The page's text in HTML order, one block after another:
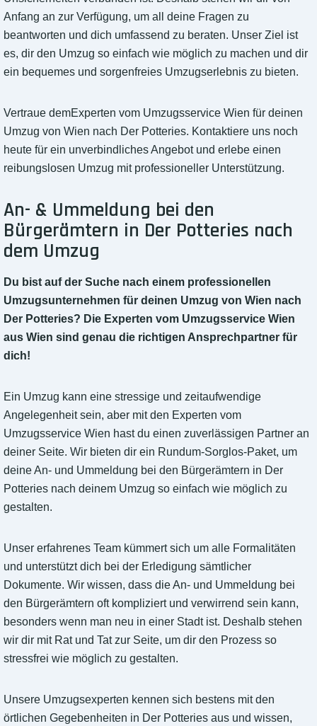
Anfang an zur Verfügung, um all deine Fragen zu
beantworten und dich umfassend zu beraten. Unser Ziel ist
es, dir den Umzug so einfach wie möglich zu machen und dir
ein bequemes und sorgenfreies Umzugserlebnis zu bieten.
Vertraue demExperten vom Umzugsservice Wien für deinen
Umzug von Wien nach Der Potteries. Kontaktiere uns noch
heute für ein unverbindliches Angebot und erlebe einen
reibungslosen Umzug mit professioneller Unterstützung.
An- & Ummeldung bei den
Bürgerämtern in Der Potteries nach
dem Umzug
Du bist auf der Suche nach einem professionellen
Umzugsunternehmen für deinen Umzug von Wien nach
Der Potteries? Die Experten vom Umzugsservice Wien
aus Wien sind genau die richtigen Ansprechpartner für
dich!
Ein Umzug kann eine stressige und zeitaufwendige
Angelegenheit sein, aber mit den Experten vom
Umzugsservice Wien hast du einen zuverlässigen Partner an
deiner Seite. Wir bieten dir ein Rundum-Sorglos-Paket, um
deine An- und Ummeldung bei den Bürgerämtern in Der
Potteries nach deinem Umzug so einfach wie möglich zu
gestalten.
Unser erfahrenes Team kümmert sich um alle Formalitäten
und unterstützt dich bei der Erledigung sämtlicher
Dokumente. Wir wissen, dass die An- und Ummeldung bei
den Bürgerämtern oft kompliziert und verwirrend sein kann,
besonders wenn man neu in einer Stadt ist. Deshalb stehen
wir dir mit Rat und Tat zur Seite, um dir den Prozess so
stressfrei wie möglich zu gestalten.
Unsere Umzugsexperten kennen sich bestens mit den
örtlichen Gegebenheiten in Der Potteries aus und wissen,